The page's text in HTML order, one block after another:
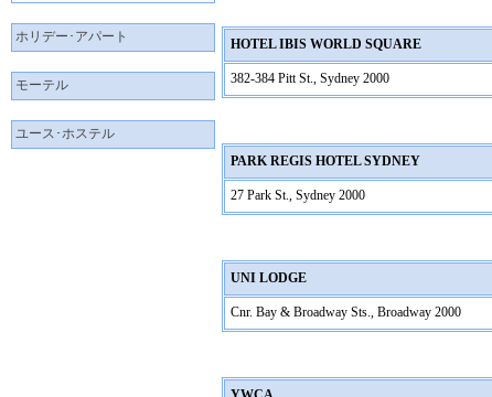
ホリデー･アパート
モーテル
ユース･ホステル
HOTEL IBIS WORLD SQUARE
382-384 Pitt St., Sydney 2000
PARK REGIS HOTEL SYDNEY
27 Park St., Sydney 2000
UNI LODGE
Cnr. Bay & Broadway Sts., Broadway 2000